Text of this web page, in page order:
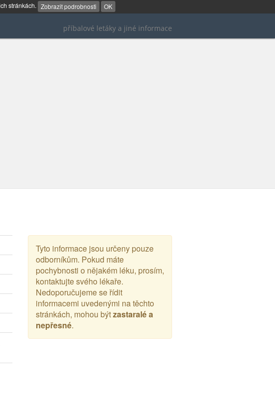
stránkách. Zobrazit podrobnosti OK
příbalové letáky a jiné informace
Tyto informace jsou určeny pouze
odborníkům. Pokud máte
pochybnosti o nějakém léku, prosím,
kontaktujte svého lékaře.
Nedoporučujeme se řídit
informacemi uvedenými na těchto
stránkách, mohou býtzastaralé a
nepřesné.